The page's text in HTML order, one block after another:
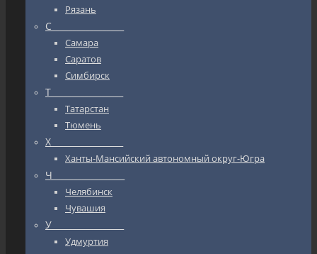
Рязань
С_________________
Самара
Саратов
Симбирск
Т_________________
Татарстан
Тюмень
Х_________________
Ханты-Мансийский автономный округ-Югра
Ч_________________
Челябинск
Чувашия
У_________________
Удмуртия